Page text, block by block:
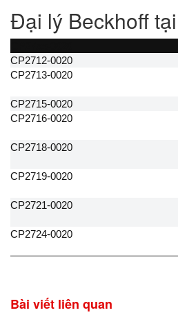
Đại lý Beckhoff
CP2712-0020
CP2713-0020
CP2715-0020
CP2716-0020
CP2718-0020
CP2719-0020
CP2721-0020
CP2724-0020
Bài viết liên quan